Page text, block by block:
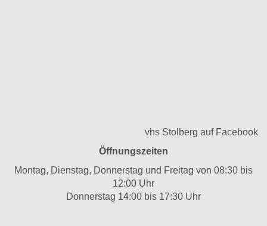
vhs Stolberg auf Facebook
Öffnungszeiten
Montag, Dienstag, Donnerstag und Freitag von 08:30 bis
12:00 Uhr
Donnerstag 14:00 bis 17:30 Uhr